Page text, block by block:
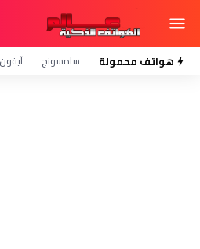
هواتف محمولة سامسونج آيفون